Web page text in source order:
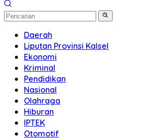
Daerah
Liputan Provinsi Kalsel
Ekonomi
Kriminal
Pendidikan
Nasional
Olahraga
Hiburan
IPTEK
Otomotif